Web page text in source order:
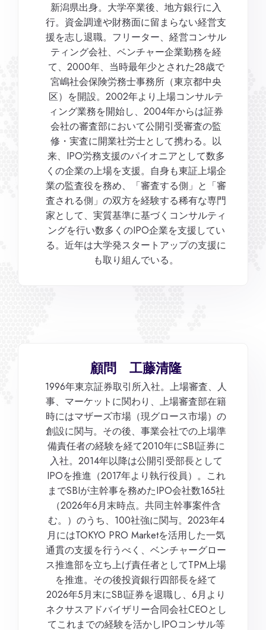
新潟県出身。大学卒業後、地方銀行に入
行。資金調達や財務面に留まらない経営支
援を志し退職。フリーター、経営コンサル
ティング会社、ベンチャー企業勤務を経
て、2000年、当時最年少とされた28歳で
宮嶋社会保険労務士事務所（東京都中央
区）を開設。2002年より上場コンサルテ
ィング業務を開始し、2004年からは証券
会社の審査部において公開引受審査の監
修・実査に開業社労士として携わる。以
来、IPO労務支援のパイオニアとして数多
くの企業の上場を支援。自身も東証上場企
業の監査役を務め、「審査する側」と「審
査される側」の双方を経験する稀有な専門
家として、実質基準に基づくコンサルティ
ングを行い数多くのIPO企業を支援してい
る。近年は大学発スタートアップの支援に
も取り組んでいる。
顧問 工藤清隆
1996年東京証券取引所入社。上場審査、人
事、マーケットに関わり、上場審査部在籍
時にはマザーズ市場（現グロース市場）の
創設に関与。その後、事業会社での上場準
備責任者の経験を経て2010年にSBI証券に
入社。2014年以降は公開引受部長として
IPOを推進（2017年より執行役員）。これ
までSBIが主幹事を務めたIPO会社数165社
（2026年6月末時点。共同主幹事案件含
む。）のうち、100社強に関与。2023年4
月にはTOKYO PRO Marketを活用した一気
通貫の支援を行うべく、ベンチャーグロー
ス推進部を立ち上げ責任者としてTPM上場
を推進。その後投資銀行四部長を経て
2026年5月末にSBI証券を退職し、6月より
ネクサスアドバイザリー合同会社CEOとし
てこれまでの経験を活かしIPOコンサル等